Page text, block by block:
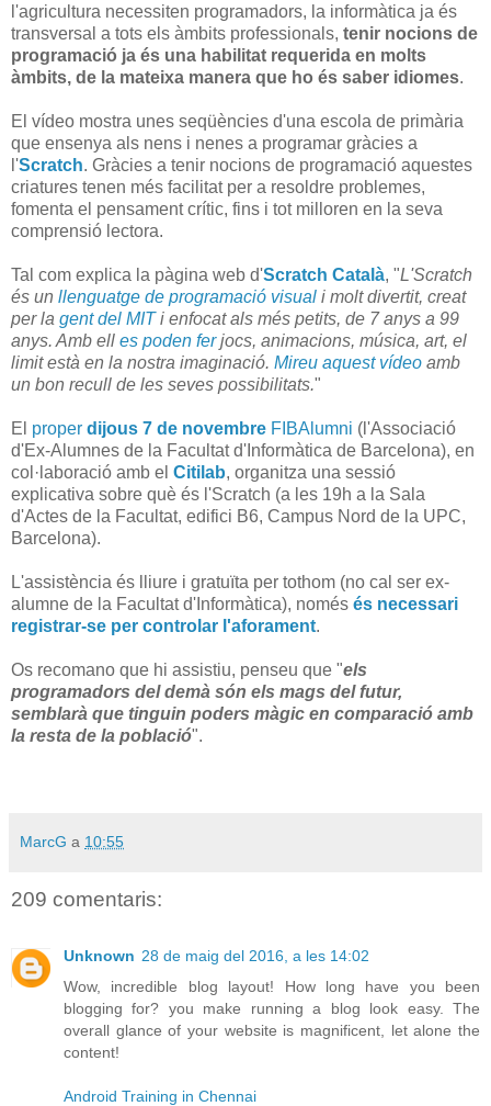
l'agricultura necessiten programadors, la informàtica ja és
transversal a tots els àmbits professionals, tenir nocions de
programació ja és una habilitat requerida en molts
àmbits, de la mateixa manera que ho és saber idiomes.
El vídeo mostra unes seqüències d'una escola de primària
que ensenya als nens i nenes a programar gràcies a
l'Scratch. Gràcies a tenir nocions de programació aquestes
criatures tenen més facilitat per a resoldre problemes,
fomenta el pensament crític, fins i tot milloren en la seva
comprensió lectora.
Tal com explica la pàgina web d'Scratch Català, "L'Scratch
és un llenguatge de programació visual i molt divertit, creat
per la gent del MITi enfocat als més petits, de 7 anys a 99
anys. Amb ell es poden ferjocs, animacions, música, art, el
limit està en la nostra imaginació. Mireu aquest vídeo amb
un bon recull de les seves possibilitats."
El proper dijous 7 de novembre FIBAlumni (l'Associació
d'Ex-Alumnes de la Facultat d'Informàtica de Barcelona), en
col·laboració amb el Citilab, organitza una sessió
explicativa sobre què és l'Scratch (a les 19h a la Sala
d'Actes de la Facultat, edifici B6, Campus Nord de la UPC,
Barcelona).
L'assistència és lliure i gratuïta per tothom (no cal ser ex-
alumne de la Facultat d'Informàtica), només és necessari
registrar-se per controlar l'aforament.
Os recomano que hi assistiu, penseu que "els
programadors del demà són els mags del futur,
semblarà que tinguin poders màgic en comparació amb
la resta de la població".
MarcG a 10:55
209 comentaris:
Unknown 28 de maig del 2016, a les 14:02
Wow, incredible blog layout! How long have you been
blogging for? you make running a blog look easy. The
overall glance of your website is magnificent, let alone the
content!
Android Training in Chennai